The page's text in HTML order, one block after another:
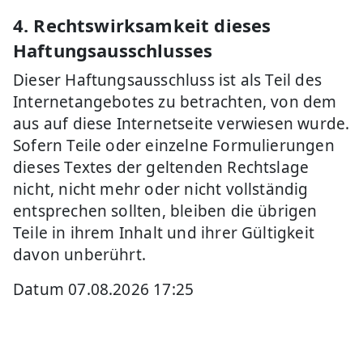
4. Rechtswirksamkeit dieses
Haftungsausschlusses
Dieser Haftungsausschluss ist als Teil des
Internetangebotes zu betrachten, von dem
aus auf diese Internetseite verwiesen wurde.
Sofern Teile oder einzelne Formulierungen
dieses Textes der geltenden Rechtslage
nicht, nicht mehr oder nicht vollständig
entsprechen sollten, bleiben die übrigen
Teile in ihrem Inhalt und ihrer Gültigkeit
davon unberührt.
Datum 07.08.2026 17:25